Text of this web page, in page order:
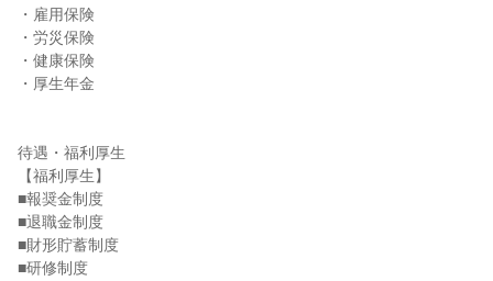
・雇用保険
・労災保険
・健康保険
・厚生年金
待遇・福利厚生
【福利厚生】
■報奨金制度
■退職金制度
■財形貯蓄制度
■研修制度